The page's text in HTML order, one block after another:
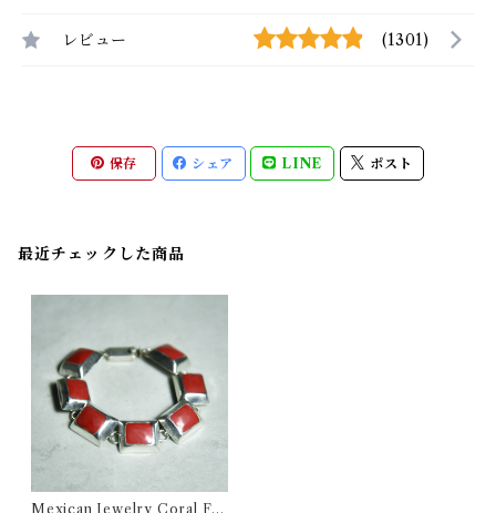
レビュー (1301)
保存 シェア LINE ポスト
最近チェックした商品
Mexican Jewelry Coral Fra